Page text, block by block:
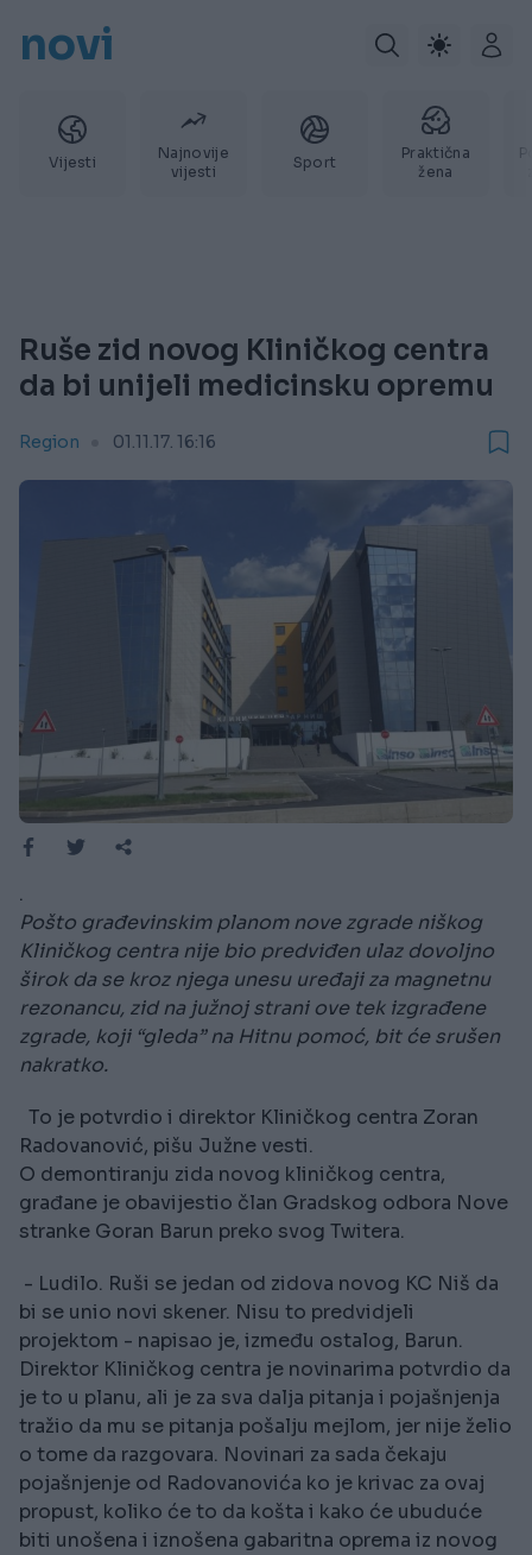
novi
Vijesti
Najnovije
vijesti
Sport
Praktična
žena
Ruše zid novog Kliničkog centra
da bi unijeli medicinsku opremu
Region 01.11.17. 16:16
.
Pošto građevinskim planom nove zgrade niškog
Kliničkog centra nije bio predviđen ulaz dovoljno
širok da se kroz njega unesu uređaji za magnetnu
rezonancu, zid na južnoj strani ove tek izgrađene
zgrade, koji “gleda” na Hitnu pomoć, bit će srušen
nakratko.
To je potvrdio i direktor Kliničkog centra Zoran
Radovanović, pišu Južne vesti.
O demontiranju zida novog kliničkog centra,
građane je obavijestio član Gradskog odbora Nove
stranke Goran Barun preko svog Twitera.
- Ludilo. Ruši se jedan od zidova novog KC Niš da
bi se unio novi skener. Nisu to predvidjeli
projektom - napisao je, između ostalog, Barun.
Direktor Kliničkog centra je novinarima potvrdio da
je to u planu, ali je za sva dalja pitanja i pojašnjenja
tražio da mu se pitanja pošalju mejlom, jer nije želio
o tome da razgovara. Novinari za sada čekaju
pojašnjenje od Radovanovića ko je krivac za ovaj
propust, koliko će to da košta i kako će ubuduće
biti unošena i iznošena gabaritna oprema iz novog